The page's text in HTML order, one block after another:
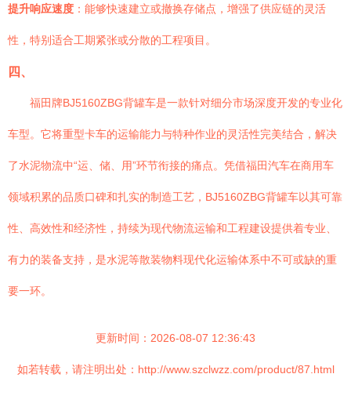
提升响应速度 ：能够快速建立或撤换存储点，增强了供应链的灵活
性，特别适合工期紧张或分散的工程项目。
四、
福田牌BJ5160ZBG背罐车是一款针对细分市场深度开发的专业化
车型。它将重型卡车的运输能力与特种作业的灵活性完美结合，解决
了水泥物流中“运、储、用”环节衔接的痛点。凭借福田汽车在商用车
领域积累的品质口碑和扎实的制造工艺，BJ5160ZBG背罐车以其可靠
性、高效性和经济性，持续为现代物流运输和工程建设提供着专业、
有力的装备支持，是水泥等散装物料现代化运输体系中不可或缺的重
要一环。
更新时间：2026-08-07 12:36:43
如若转载，请注明出处：http://www.szclwzz.com/product/87.html